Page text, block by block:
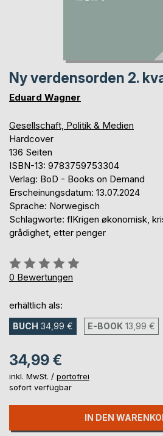
Ny verdensorden 2.
Eduard Wagner
Gesellschaft, Politik & Medien
Hardcover
136 Seiten
ISBN-13: 9783759753304
Verlag: BoD - Books on Demand
Erscheinungsdatum: 13.07.2024
Sprache: Norwegisch
Schlagworte: flKrigen økonomisk,
grådighet, etter penger
Bewertung::
0%
0 Bewertungen
erhältlich als:
BUCH 34,99 € E-BOOK 13,99 €
34,99 €
inkl. MwSt. / portofrei
sofort verfügbar
IN DEN